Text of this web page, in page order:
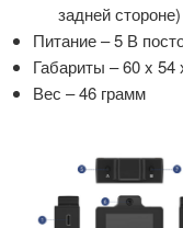
задней стороне)
Питание – 5 В
Габариты – 60 x
Вес – 46 грамм